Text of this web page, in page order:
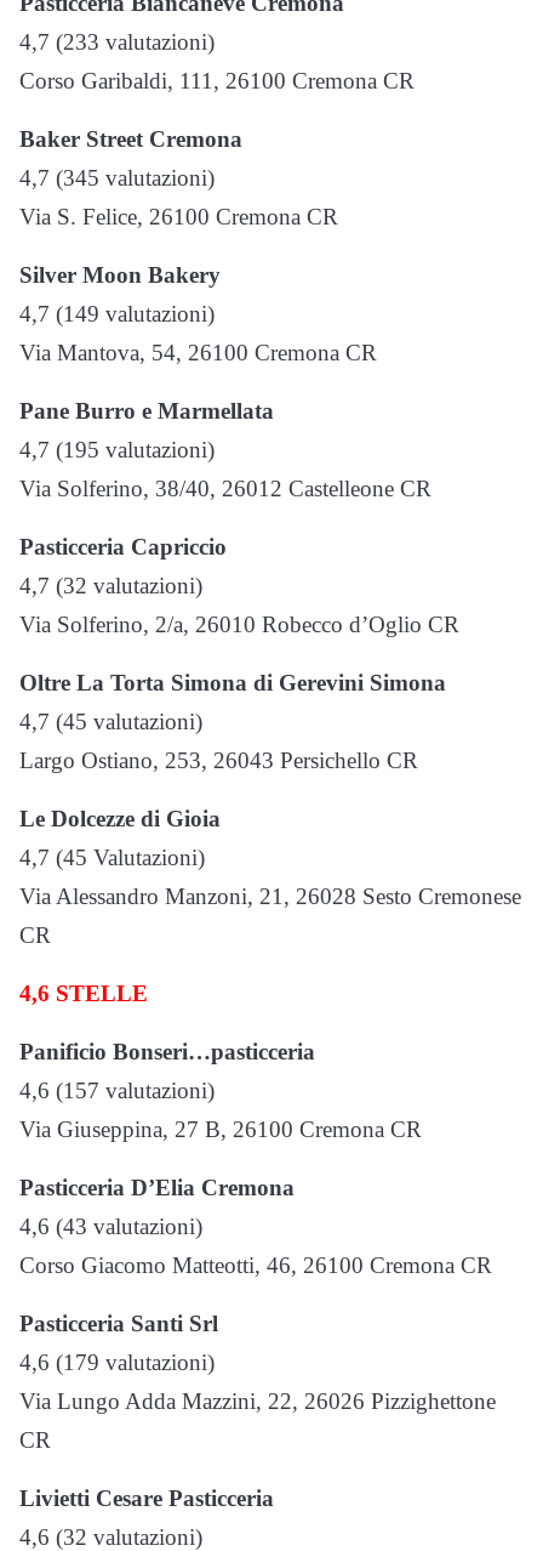
4,7 (233 valutazioni)
Corso Garibaldi, 111, 26100 Cremona CR
Baker Street Cremona
4,7 (345 valutazioni)
Via S. Felice, 26100 Cremona CR
Silver Moon Bakery
4,7 (149 valutazioni)
Via Mantova, 54, 26100 Cremona CR
Pane Burro e Marmellata
4,7 (195 valutazioni)
Via Solferino, 38/40, 26012 Castelleone CR
Pasticceria Capriccio
4,7 (32 valutazioni)
Via Solferino, 2/a, 26010 Robecco d’Oglio CR
Oltre La Torta Simona di Gerevini Simona
4,7 (45 valutazioni)
Largo Ostiano, 253, 26043 Persichello CR
Le Dolcezze di Gioia
4,7 (45 Valutazioni)
Via Alessandro Manzoni, 21, 26028 Sesto Cremonese
CR
4,6 STELLE
Panificio Bonseri…pasticceria
4,6 (157 valutazioni)
Via Giuseppina, 27 B, 26100 Cremona CR
Pasticceria D’Elia Cremona
4,6 (43 valutazioni)
Corso Giacomo Matteotti, 46, 26100 Cremona CR
Pasticceria Santi Srl
4,6 (179 valutazioni)
Via Lungo Adda Mazzini, 22, 26026 Pizzighettone
CR
Livietti Cesare Pasticceria
4,6 (32 valutazioni)